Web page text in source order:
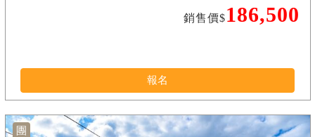
銷售價$186,500
報名
團